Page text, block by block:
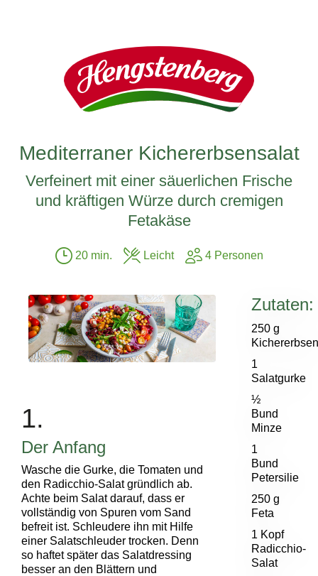
Mediterraner Kichererbsensalat
Verfeinert mit einer säuerlichen Frische
und kräftigen Würze durch cremigen
Fetakäse
20 min. Leicht 4 Personen
Zutaten:
250 g
Kichererbsen
1
Salatgurke
½
Bund
Minze
1
Bund
Petersilie
250 g
Feta
1 Kopf
Radicchio-
Salat
1.
Der Anfang
Wasche die Gurke, die Tomaten und
den Radicchio-Salat gründlich ab.
Achte beim Salat darauf, dass er
vollständig von Spuren vom Sand
befreit ist. Schleudere ihn mit Hilfe
einer Salatschleuder trocken. Denn
so haftet später das Salatdressing
besser an den Blättern und